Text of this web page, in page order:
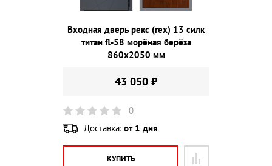
Входная дверь рекс (rex) 13 силк
титан fl-58 морёная берёза
860х2050 мм
43 050 ₽
0
Доставка: от 1 дня
КУПИТЬ